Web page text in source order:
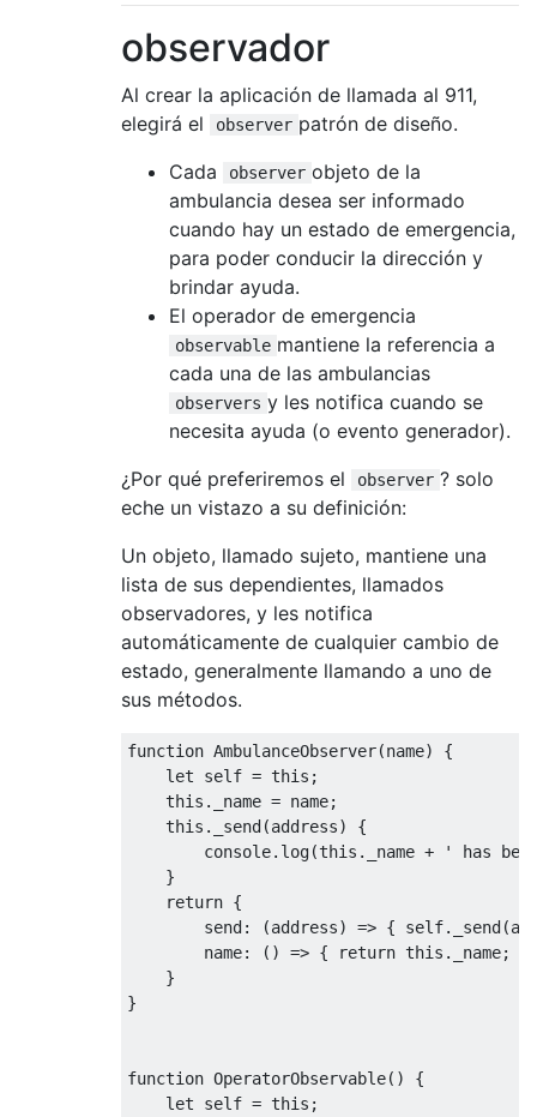
        register: function (person) {
            person.initChat(self);
            self._persons.push(person);
        }
        unRegister: function (person) {
            person.initChat(null);
delete
        }
    }
//Usage:
let chat = new ChatMediator();
let colton = new Person('Colton');
let ronan = new Person('Ronan');
chat.register(colton);
chat.register(ronan);
ronan.send(ronan, 'Nice to meet you to');
colton.send(colton, 'Goodbye!');
observador
Al crear la aplicación de llamada al 911,
elegirá el
observer patrón de diseño.
Cada
observer objeto de la
ambulancia desea ser informado
cuando hay un estado de emergencia,
para poder conducir la dirección y
brindar ayuda.
El operador de emergencia
observable mantiene la referencia a
cada una de las ambulancias
observers y les notifica cuando se
necesita ayuda (o evento generador).
¿Por qué preferiremos el
observer ? solo
eche un vistazo a su definición:
Un objeto, llamado sujeto, mantiene una
lista de sus dependientes, llamados
observadores, y les notifica
automáticamente de cualquier cambio de
estado, generalmente llamando a uno de
sus métodos.
function AmbulanceObserver(name) {
    let self = this;
    this._name = name;
    this._send(address) {
console.log(this._name + ' has
    }
    return {
send: (address) => {
        name: () => { return this._name; }
    }
}
function OperatorObservable() {
    let self = this;